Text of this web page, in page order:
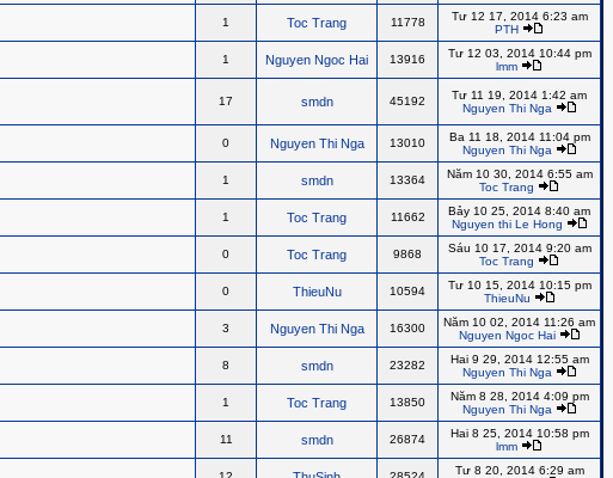
1 Toc Trang 11778
Tư 12 17, 2014 6:23 am
PTH
1 Nguyen Ngoc Hai 13916
Tư 12 03, 2014 10:44 pm
lmm
17 smdn 45192
Tư 11 19, 2014 1:42 am
Nguyen Thi Nga
0 Nguyen Thi Nga 13010
Ba 11 18, 2014 11:04 pm
Nguyen Thi Nga
1 smdn 13364
Năm 10 30, 2014 6:55 am
Toc Trang
1 Toc Trang 11662
Bảy 10 25, 2014 8:40 am
Nguyen thi Le Hong
0 Toc Trang 9868
Sáu 10 17, 2014 9:20 am
Toc Trang
0 ThieuNu 10594
Tư 10 15, 2014 10:15 pm
ThieuNu
3 Nguyen Thi Nga 16300
Năm 10 02, 2014 11:26 am
Nguyen Ngoc Hai
8 smdn 23282
Hai 9 29, 2014 12:55 am
Nguyen Thi Nga
1 Toc Trang 13850
Năm 8 28, 2014 4:09 pm
Nguyen Thi Nga
11 smdn 26874
Hai 8 25, 2014 10:58 pm
lmm
Tư 8 20, 2014 6:29 am